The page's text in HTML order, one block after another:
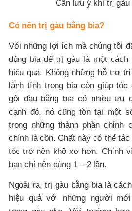
Cần lưu ý khi trị gàu
Có nên trị gàu bằng bia?
Với những lợi ích mà chúng tôi
dùng bia để trị gàu là một cách
hiệu quả. Không những hỗ trợ
lành tính trong bia còn giúp tóc
gội đầu bằng bia có nhiều ưu
cạnh đó, nó cũng tồn tại một
trong những thành phần chính
chính là cồn. Chất này có thể tác
tóc trở nên khô xơ hơn. Chính
bạn chỉ nên dùng 1 – 2 lần.
Ngoài ra, trị gàu bằng bia là
hiệu quả với những người